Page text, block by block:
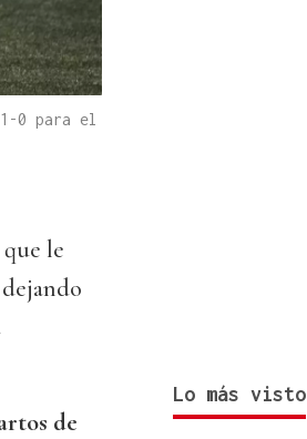
0 para el
que le
dejando
de
Lo más visto